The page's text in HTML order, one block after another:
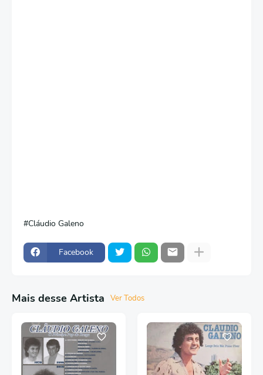
Cláudio Galeno
Facebook
Mais desse Artista Ver Todos